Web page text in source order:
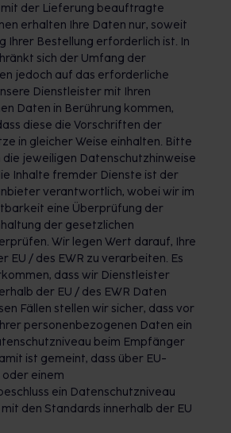
der Lieferung beauftragte
erhalten Ihre Daten nur, soweit
Ihrer Bestellung erforderlich ist. In
sich der Umfang der
jedoch auf das erforderliche
Dienstleister mit Ihren
Daten in Berührung kommen,
diese die Vorschriften der
in gleicher Weise einhalten. Bitte
die jeweiligen Datenschutzhinweise
Inhalte fremder Dienste ist der
verantwortlich, wobei wir im
eine Überprüfung der
der gesetzlichen
Wir legen Wert darauf, Ihre
EU / des EWR zu verarbeiten. Es
dass wir Dienstleister
der EU / des EWR Daten
Fällen stellen wir sicher, dass vor
personenbezogenen Daten ein
beim Empfänger
ist gemeint, dass über EU-
einem
ein Datenschutzniveau
den Standards innerhalb der EU